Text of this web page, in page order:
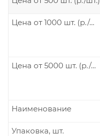
Цена от 1000 шт. (р./шт.)
Цена от 5000 шт. (р./шт.)
Наименование
Упаковка, шт.